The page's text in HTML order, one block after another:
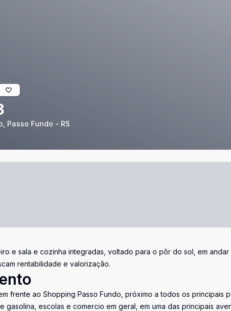
Passo Fundo - RS
e sala e cozinha integradas, voltado para o pôr do sol, em andar
rentabilidade e valorização.
frente ao Shopping Passo Fundo, próximo a todos os principais
escolas e comercio em geral, em uma das principais